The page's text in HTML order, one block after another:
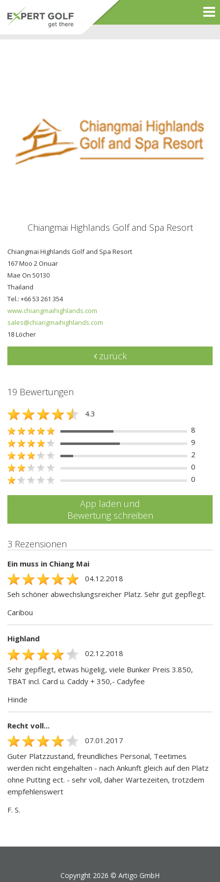
Chiangmai Highlands Golf and Spa Resort
Chiangmai Highlands Golf and Spa Resort
167 Moo 2 Onuar
Mae On 50130
Thailand
Tel.: +66 53 261 354
www.chiangmaihighlands.com
sales@chiangmaihighlands.com
18 Löcher
zurück
19 Bewertungen
4.3
8
9
2
0
0
App laden und
Bewertung schreiben
3 Rezensionen
Ein muss in Chiang Mai
04.12.2018
Seh schöner abwechslungsreicher Platz. Sehr gut gepflegt.
Caribou
Highland
02.12.2018
Sehr gepflegt, etwas hügelig, viele Bunker Preis 3.850,
TBAT incl. Card u. Caddy + 350,- Cadyfee
Hinde
Recht voll...
07.01.2017
Guter Platzzustand, freundliches Personal, Teetimes
werden nicht eingehalten - nach Ankunft gleich auf den Platz
ohne Putting ect. - sehr voll, daher Wartezeiten, trotzdem
empfehlenswert
F. S.
Copyright 2026 © Artigo GmbH